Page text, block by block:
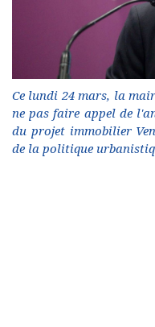
Ce lundi 24 mars, la
ne pas faire appel de
du projet immobilier
de la politique